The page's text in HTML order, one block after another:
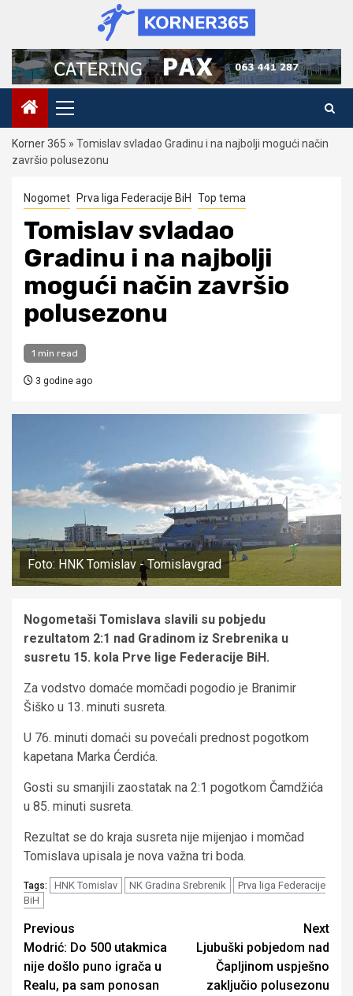
content
Primary
Menu
Korner 365 » Tomislav svladao Gradinu i na najbolji mogući način
završio polusezonu
Nogomet Prva liga Federacije BiH Top tema
Tomislav svladao
Gradinu i na najbolji
mogući način završio
polusezonu
1 min read
3 godine ago
Foto: HNK Tomislav - Tomislavgrad
Nogometaši Tomislava slavili su pobjedu
rezultatom 2:1 nad Gradinom iz Srebrenika u
susretu 15. kola Prve lige Federacije BiH.
Za vodstvo domaće momčadi pogodio je Branimir
Šiško u 13. minuti susreta.
U 76. minuti domaći su povećali prednost pogotkom
kapetana Marka Ćerdića.
Gosti su smanjili zaostatak na 2:1 pogotkom Čamdžića
u 85. minuti susreta.
Rezultat se do kraja susreta nije mijenjao i momčad
Tomislava upisala je nova važna tri boda.
Tags: HNK Tomislav NK Gradina Srebrenik
Prva liga Federacije
BiH
Continue
Reading
Previous
Modrić: Do 500 utakmica
nije došlo puno igrača u
Realu, pa sam ponosan
Next
Ljubuški pobjedom nad
Čapljinom uspješno
zaključio polusezonu